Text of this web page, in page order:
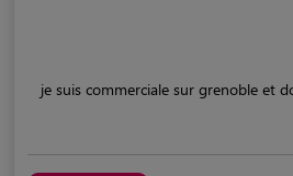
je suis commerciale sur grenoble et